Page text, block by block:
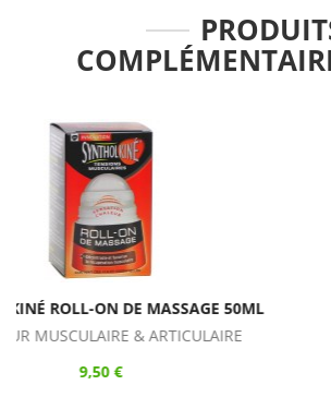
PRANAROM AROMALGIC SPRAY